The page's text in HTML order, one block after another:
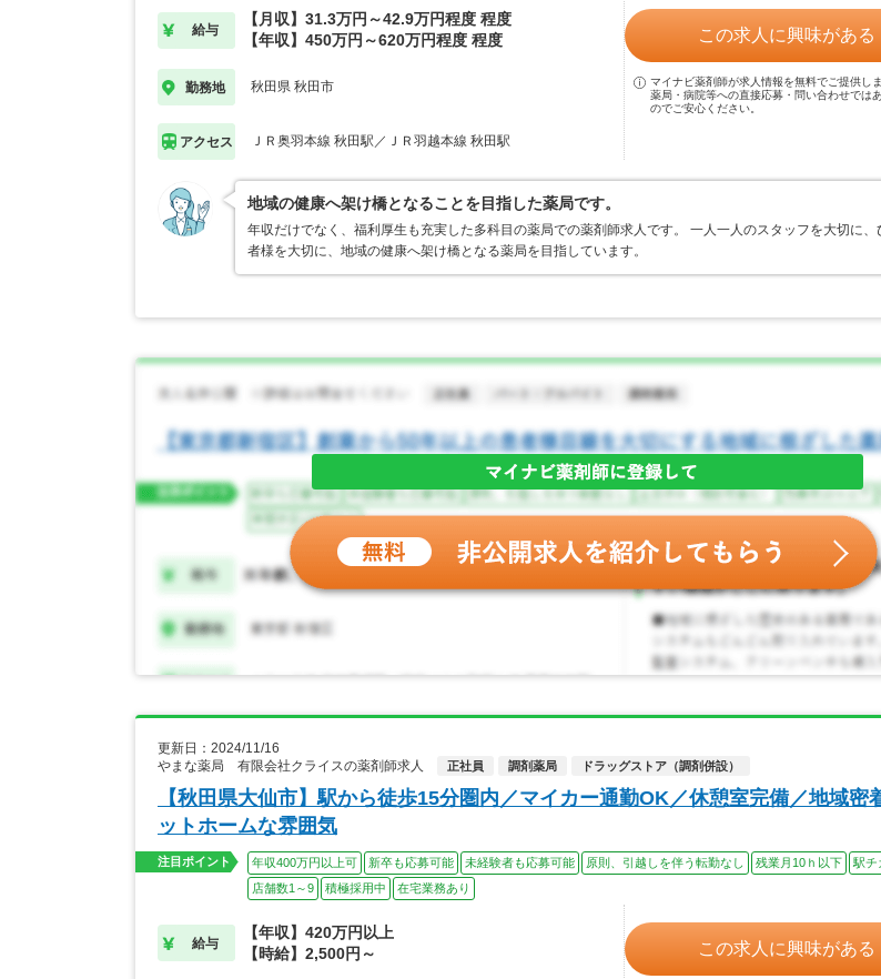
給与
【月収】31.3万円～42.9万円程度 程度
【年収】450万円～620万円程度 程度
勤務地 秋田県 秋田市
アクセス ＪＲ奥羽本線 秋田駅／ＪＲ羽越本線 秋田駅
この求人に興味がある
マイナビ薬剤師が求人情報を無料でご提供しま
薬局・病院等への直接応募・問い合わせでは
のでご安心ください。
地域の健康へ架け橋となることを目指した薬局です。
年収だけでなく、福利厚生も充実した多科目の薬局での薬剤師求人です。 一人一人のスタッフを大切に、
者様を大切に、地域の健康へ架け橋となる薬局を目指しています。
更新日：2024/11/16
やまな薬局 有限会社クライスの薬剤師求人
正社員 調剤薬局 ドラッグストア（調剤併設）
【秋田県大仙市】駅から徒歩15分圏内／マイカー通勤OK／休憩室完備／地域密
ットホームな雰囲気
注目ポイント 年収400万円以上可 新卒も応募可能 未経験者も応募可能 原則、引越しを伴う転勤なし 残業月10ｈ以下 駅チ
店舗数1～9
積極採用中 在宅業務あり
給与
【年収】420万円以上
【時給】2,500円～
この求人に興味がある